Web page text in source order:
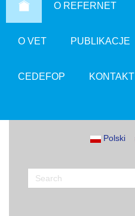
O REFERNET
O VET PUBLIKACJE
CEDEFOP KONTAKT
Polski